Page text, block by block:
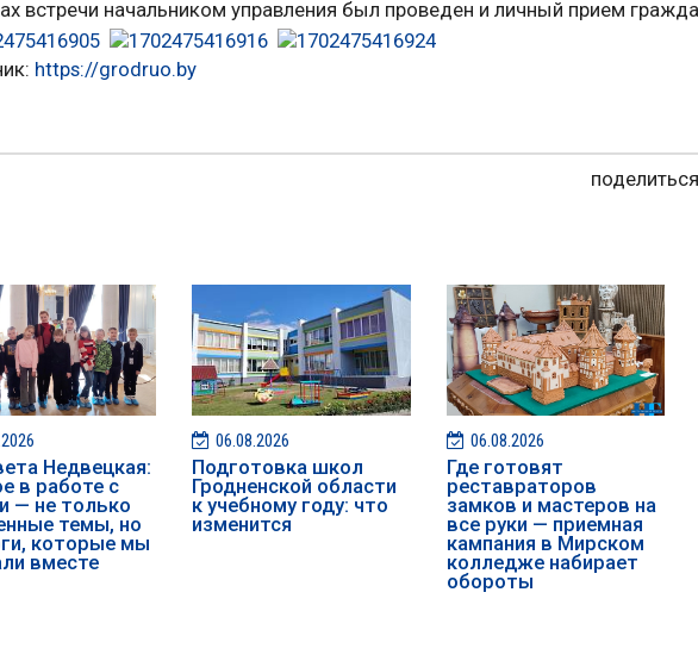
встречи начальником управления был проведен и личный прием
https://grodruo.by
Недвецкая:
в работе с
— не только
темы, но
которые мы
вместе
06.08.2026
Подготовка школ
Гродненской области
к учебному году: что
изменится
06.08.2026
Где готовят
реставраторов
замков и мастеров на
все руки — приемная
кампания в Мирском
колледже набирает
обороты